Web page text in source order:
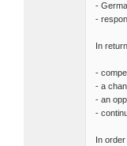
-
-
In
-
- a
- an
-
In